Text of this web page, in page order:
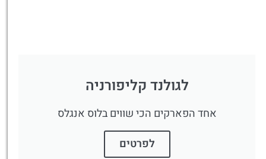
לגולנד קליפורניה
אחד הפארקים הכי שווים בלוס אנגלס
לפרטים